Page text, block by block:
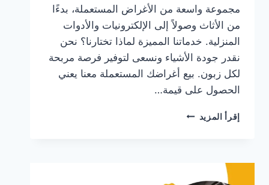
مجموعة واسعة من الأغراض المستعملة، بدءًا
من الأثاث وصولاً إلى الإلكترونيات والأدوات
المنزلية. خدماتنا المميزة لماذا تختارنا؟ نحن
نقدر جودة الأشياء ونسعى لتوفير فرصة مربحة
لكل زبون. بيع أغراضك المستعملة معنا يعني
الحصول على قيمة…
إقرأ المزيد شراء